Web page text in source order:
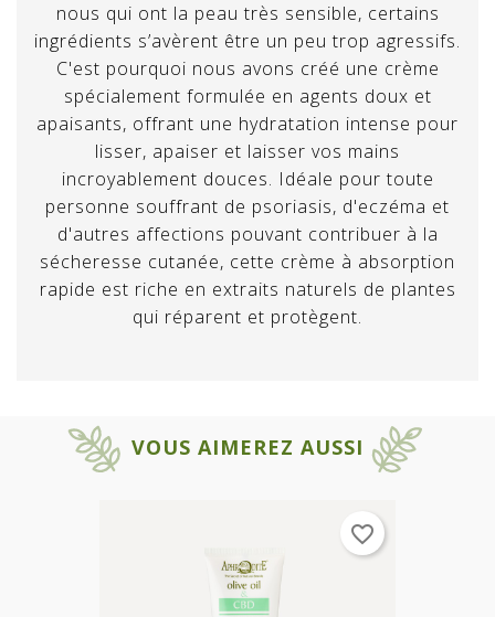
Créer une nouvelle liste de favoris
Créer une liste d'envies
S'IDENTIFIER
pouvoir ajouter des produits à vos
nous qui ont la peau très sensible, certains
ingrédients s’avèrent être un peu trop agressifs.
C'est pourquoi nous avons créé une crème
spécialement formulée en agents doux et
apaisants, offrant une hydratation intense pour
lisser, apaiser et laisser vos mains
incroyablement douces. Idéale pour toute
personne souffrant de psoriasis, d'eczéma et
d'autres affections pouvant contribuer à la
sécheresse cutanée, cette crème à absorption
rapide est riche en extraits naturels de plantes
qui réparent et protègent.
VOUS AIMEREZ AUSSI
favorite_border